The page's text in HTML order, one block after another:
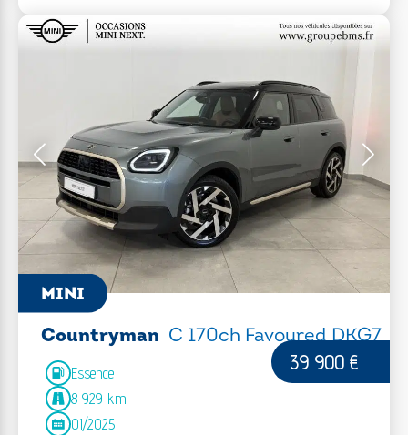
MINI
Countryman C 170ch Favoured DKG7
Essence
8 929 km
01/2025
39 900 €